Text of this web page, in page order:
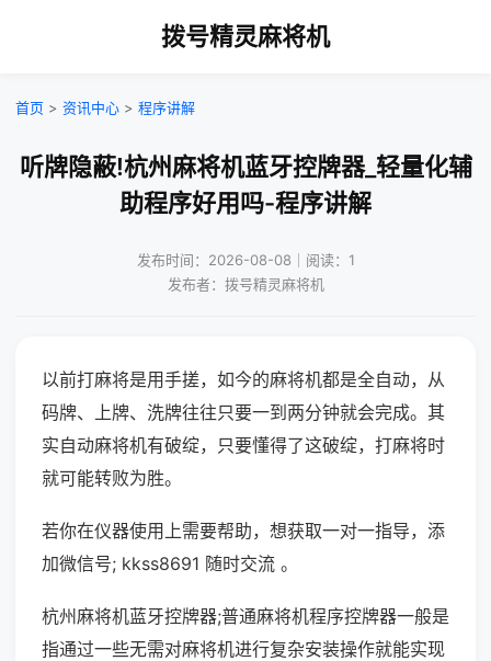
拨号精灵麻将机
首页 > 资讯中心 > 程序讲解
听牌隐蔽!杭州麻将机蓝牙控牌器_轻量化辅
助程序好用吗-程序讲解
发布时间：2026-08-08｜阅读：1
发布者：拨号精灵麻将机
以前打麻将是用手搓，如今的麻将机都是全自动，从
码牌、上牌、洗牌往往只要一到两分钟就会完成。其
实自动麻将机有破绽，只要懂得了这破绽，打麻将时
就可能转败为胜。
若你在仪器使用上需要帮助，想获取一对一指导，添
加微信号; kkss8691 随时交流 。
杭州麻将机蓝牙控牌器;普通麻将机程序控牌器一般是
指通过一些无需对麻将机进行复杂安装操作就能实现